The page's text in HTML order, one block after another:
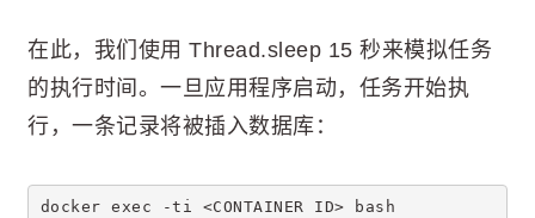
在此，我们使用 Thread.sleep 15 秒来模拟任务
的执行时间。一旦应用程序启动，任务开始执
行，一条记录将被插入数据库：
docker exec -ti <CONTAINER ID> bash